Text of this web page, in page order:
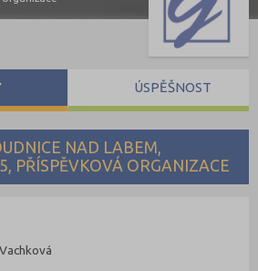
NAD LABEM,
PŘÍSPĚVKOVÁ ORGANIZACE
ÚSPĚŠNOST